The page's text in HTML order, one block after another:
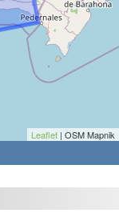
Leaflet | OSM Mapnik